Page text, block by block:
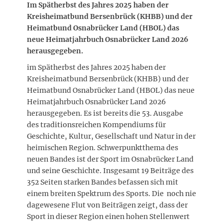
Im Spätherbst des Jahres 2025 haben der
Kreisheimatbund Bersenbrück (KHBB) und der
Heimatbund Osnabrücker Land (HBOL) das
neue Heimatjahrbuch Osnabrücker Land 2026
herausgegeben.
im Spätherbst des Jahres 2025 haben der
Kreisheimatbund Bersenbrück (KHBB) und der
Heimatbund Osnabrücker Land (HBOL) das neue
Heimatjahrbuch Osnabrücker Land 2026
herausgegeben. Es ist bereits die 53. Ausgabe
des traditionsreichen Kompendiums für
Geschichte, Kultur, Gesellschaft und Natur in der
heimischen Region. Schwerpunktthema des
neuen Bandes ist der Sport im Osnabrücker Land
und seine Geschichte. Insgesamt 19 Beiträge des
352 Seiten starken Bandes befassen sich mit
einem breiten Spektrum des Sports. Die noch nie
dagewesene Flut von Beiträgen zeigt, dass der
Sport in dieser Region einen hohen Stellenwert